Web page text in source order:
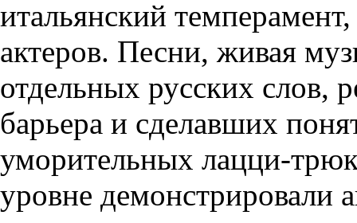
итальянский
актеров. Песни, живая
отдельных русских слов,
барьера и сделавших
уморительных лацци-
уровне демонстрировали